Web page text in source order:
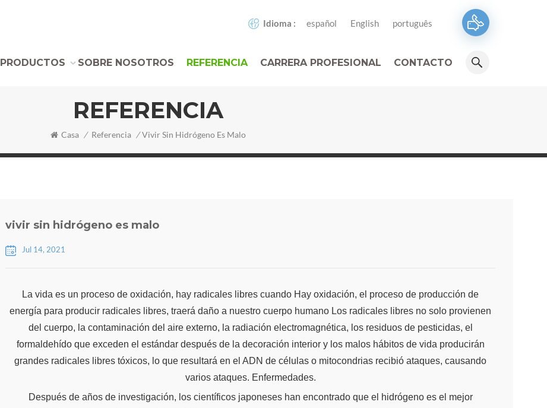
Idioma : español English português
PRODUCTOS SOBRE NOSOTROS REFERENCIA CARRERA PROFESIONAL CONTACTO
REFERENCIA
Casa / Referencia / Vivir Sin Hidrógeno Es Malo
vivir sin hidrógeno es malo
Jul 14, 2021
La vida es un proceso de oxidación, hay radicales libres cuando Hay oxidación, el proceso de producción de
energía para producir radicales libres, traerá daño a nuestro cuerpo humano Los radicales libres no solo provienen
del cuerpo, la contaminación del aire externo, la radiación electromagnética, los residuos de pesticidas, el
formaldehído que exceden el estándar después de la decoración interior y los malos hábitos de vida producirán
grandes radicales libres tóxicos, lo que resultará en el ADN de células o mitocondrias recibió ataques, causando
varios ataques. Enfermedades.
Después de años de investigación, los científicos japoneses han encontrado que el hidrógeno es el mejor